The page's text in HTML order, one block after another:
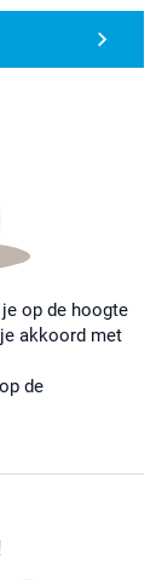
op de hoogte
akkoord met
de